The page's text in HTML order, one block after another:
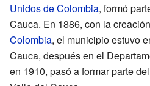
Unidos de Colombia, formó
Cauca. En 1886, con la
Colombia, el municipio estuvo
Cauca, después en el
en 1910, pasó a formar parte